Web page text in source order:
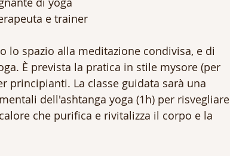
e trainer
lo spazio alla meditazione condivisa, e di
È prevista la pratica in stile mysore (per
principianti. La classe guidata sarà una
dell'ashtanga yoga (1h) per risvegliare
che purifica e rivitalizza il corpo e la